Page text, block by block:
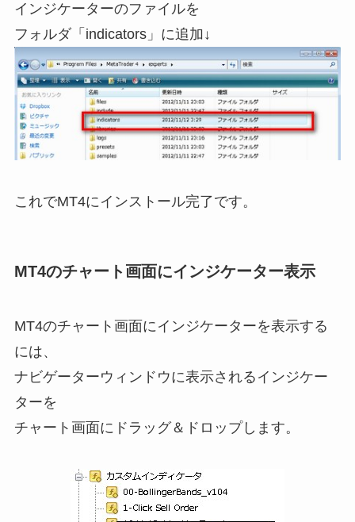
インジケーターのファイルを
フォルダ「indicators」に追加↓
これでMT4にインストール完了です。
MT4のチャート画面にインジケーター表示
MT4のチャート画面にインジケーターを表示する
には、
ナビゲーターウィンドウに表示されるインジケー
ターを
チャート画面にドラッグ＆ドロップします。